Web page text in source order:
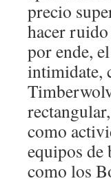
precio
hacer
por ende,
intimidate,
como
equipos de
como los